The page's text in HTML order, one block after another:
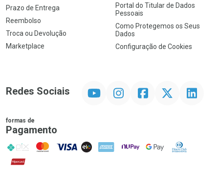
Prazo de Entrega
Reembolso
Troca ou Devolução
Marketplace
Portal do Titular de Dados
Pessoais
Como Protegemos os Seus
Dados
Configuração de Cookies
Redes Sociais InstagramFacebookTwitter Linkedin
formas de
Pagamento
PIX MasterCard
VISA ELO AMEX NuPay Google PayDiners Club
Hipercard